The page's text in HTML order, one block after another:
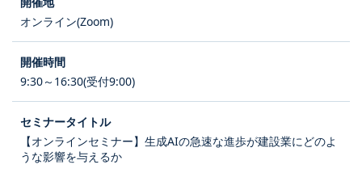
オンライン(Zoom)
9:30～16:30(受付9:00)
【オンラインセミナー】生成AIの急速な進歩が建設業にどのよ
うな影響を与えるか